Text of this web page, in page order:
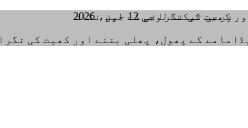
زرعی ٹیکنالوجی 12 جون، 2026
کے پھول، پھلی بننے اور کھیت کی